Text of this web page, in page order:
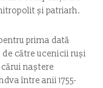
şi patriarh.
prima dată
către ucenicii ruşi
naştere
între anii 1755-